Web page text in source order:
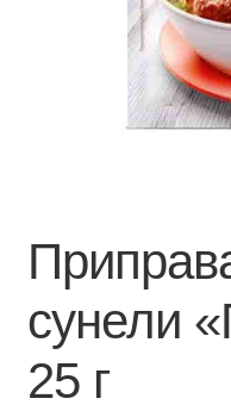
сунели
25 г